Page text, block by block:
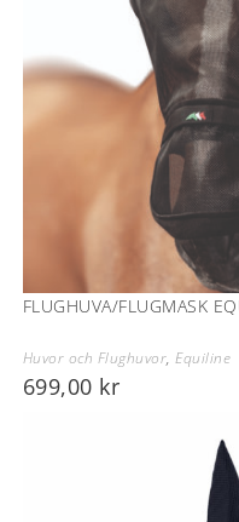
FLUGHUVA/FLUGMASK
Huvor och Flughuvor,Equiline
699,00 kr